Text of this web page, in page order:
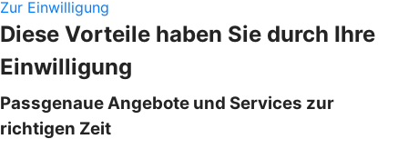
Zur Einwilligung
Diese Vorteile haben Sie durch Ihre
Einwilligung
Passgenaue Angebote und Services zur
richtigen Zeit